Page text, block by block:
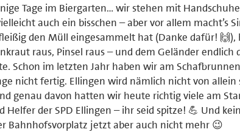
Tage im Biergarten… wir stehen mit
auch ein bisschen – aber vor allem macht’s
den Müll eingesammelt hat (Danke dafür! 🙌),
raus, Pinsel raus – und dem Geländer endlich
Schon im letzten Jahr haben wir am
nicht fertig. Ellingen wird nämlich nicht von allein
genau davon hatten wir heute richtig viele am
der SPD Ellingen – ihr seid spitze! 💪 Und
Bahnhofsvorplatz jetzt aber auch nicht mehr 😉